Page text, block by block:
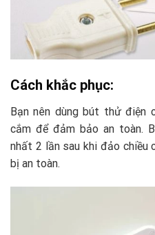
Cách khắc phục:
Bạn nên dùng bút thử điện
cắm để đảm bảo an toàn.
nhất 2 lần sau khi đảo chiều
bị an toàn.